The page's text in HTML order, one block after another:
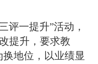
评一提升”活动，
提升，要求教
地位，以业绩显